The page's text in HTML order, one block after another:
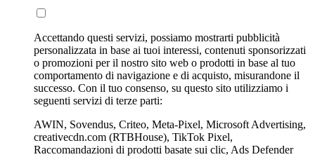
Accettando questi servizi, possiamo mostrarti pubblicità
personalizzata in base ai tuoi interessi, contenuti sponsorizzati
o promozioni per il nostro sito web o prodotti in base al tuo
comportamento di navigazione e di acquisto, misurandone il
successo. Con il tuo consenso, su questo sito utilizziamo i
seguenti servizi di terze parti:
AWIN, Sovendus, Criteo, Meta-Pixel, Microsoft Advertising,
creativecdn.com (RTBHouse), TikTok Pixel,
Raccomandazioni di prodotti basate sui clic, Ads Defender